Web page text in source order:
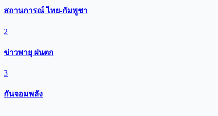
สถานการณ์ ไทย-กัมพูชา
2
ข่าวพายุ ฝนตก
3
กันจอมพลัง